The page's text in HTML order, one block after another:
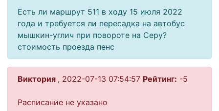
Есть ли маршрут 511 в ходу 15 июля 2022
года и требуется ли пересадка на автобус
мышкин-углич при повороте на Серу?
стоимость проезда пенс
Виктория , 2022-07-13 07:54:57 Рейтинг: -5
Расписание не указано